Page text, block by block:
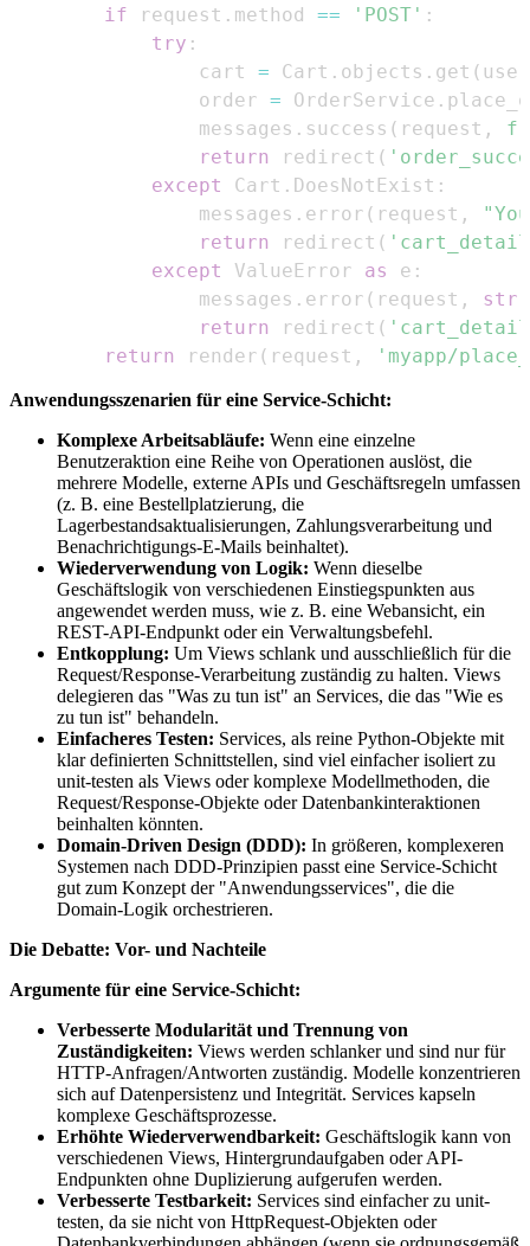
if request . method == 'POST' :
try :
            cart
= Cart . objects . get ( user
            order
= OrderService .
            messages
. success ( request ,
return
redirect (
except
Cart . DoesNotExist :
            messages
. error ( request ,
return
redirect (
except
ValueError as e :
            messages
. error ( request , str
return
redirect (
return
render ( request , 'myapp/
Anwendungsszenarien für eine Service-Schicht:
Komplexe Arbeitsabläufe: Wenn eine einzelne
Benutzeraktion eine Reihe von Operationen auslöst, die
mehrere Modelle, externe APIs und Geschäftsregeln umfassen
(z. B. eine Bestellplatzierung, die
Lagerbestandsaktualisierungen, Zahlungsverarbeitung und
Benachrichtigungs-E-Mails beinhaltet).
Wiederverwendung von Logik: Wenn dieselbe
Geschäftslogik von verschiedenen Einstiegspunkten aus
angewendet werden muss, wie z. B. eine Webansicht, ein
REST-API-Endpunkt oder ein Verwaltungsbefehl.
Entkopplung: Um Views schlank und ausschließlich für die
Request/Response-Verarbeitung zuständig zu halten. Views
delegieren das "Was zu tun ist" an Services, die das "Wie es
zu tun ist" behandeln.
Einfacheres Testen: Services, als reine Python-Objekte mit
klar definierten Schnittstellen, sind viel einfacher isoliert zu
unit-testen als Views oder komplexe Modellmethoden, die
Request/Response-Objekte oder Datenbankinteraktionen
beinhalten könnten.
Domain-Driven Design (DDD): In größeren, komplexeren
Systemen nach DDD-Prinzipien passt eine Service-Schicht
gut zum Konzept der "Anwendungsservices", die die
Domain-Logik orchestrieren.
Die Debatte: Vor- und Nachteile
Argumente für eine Service-Schicht:
Verbesserte Modularität und Trennung von
Zuständigkeiten: Views werden schlanker und sind nur für
HTTP-Anfragen/Antworten zuständig. Modelle konzentrieren
sich auf Datenpersistenz und Integrität. Services kapseln
komplexe Geschäftsprozesse.
Erhöhte Wiederverwendbarkeit: Geschäftslogik kann von
verschiedenen Views, Hintergrundaufgaben oder API-
Endpunkten ohne Duplizierung aufgerufen werden.
Verbesserte Testbarkeit: Services sind einfacher zu unit-
testen, da sie nicht von HttpRequest-Objekten oder